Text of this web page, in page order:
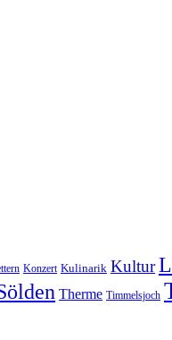
Konzert Kulinarik Kultur
Therme Timmelsjoch